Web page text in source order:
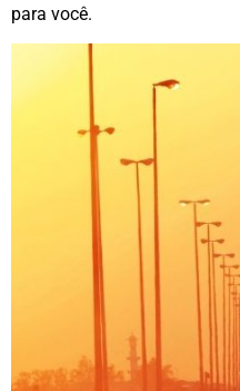
para você.